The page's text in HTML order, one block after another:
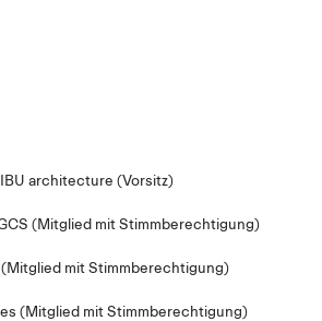
architecture (Vorsitz)
(Mitglied mit Stimmberechtigung)
(Mitglied mit Stimmberechtigung)
(Mitglied mit Stimmberechtigung)